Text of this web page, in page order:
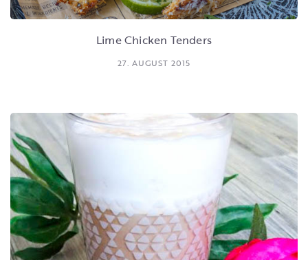
Lime Chicken Tenders
27. AUGUST 2015